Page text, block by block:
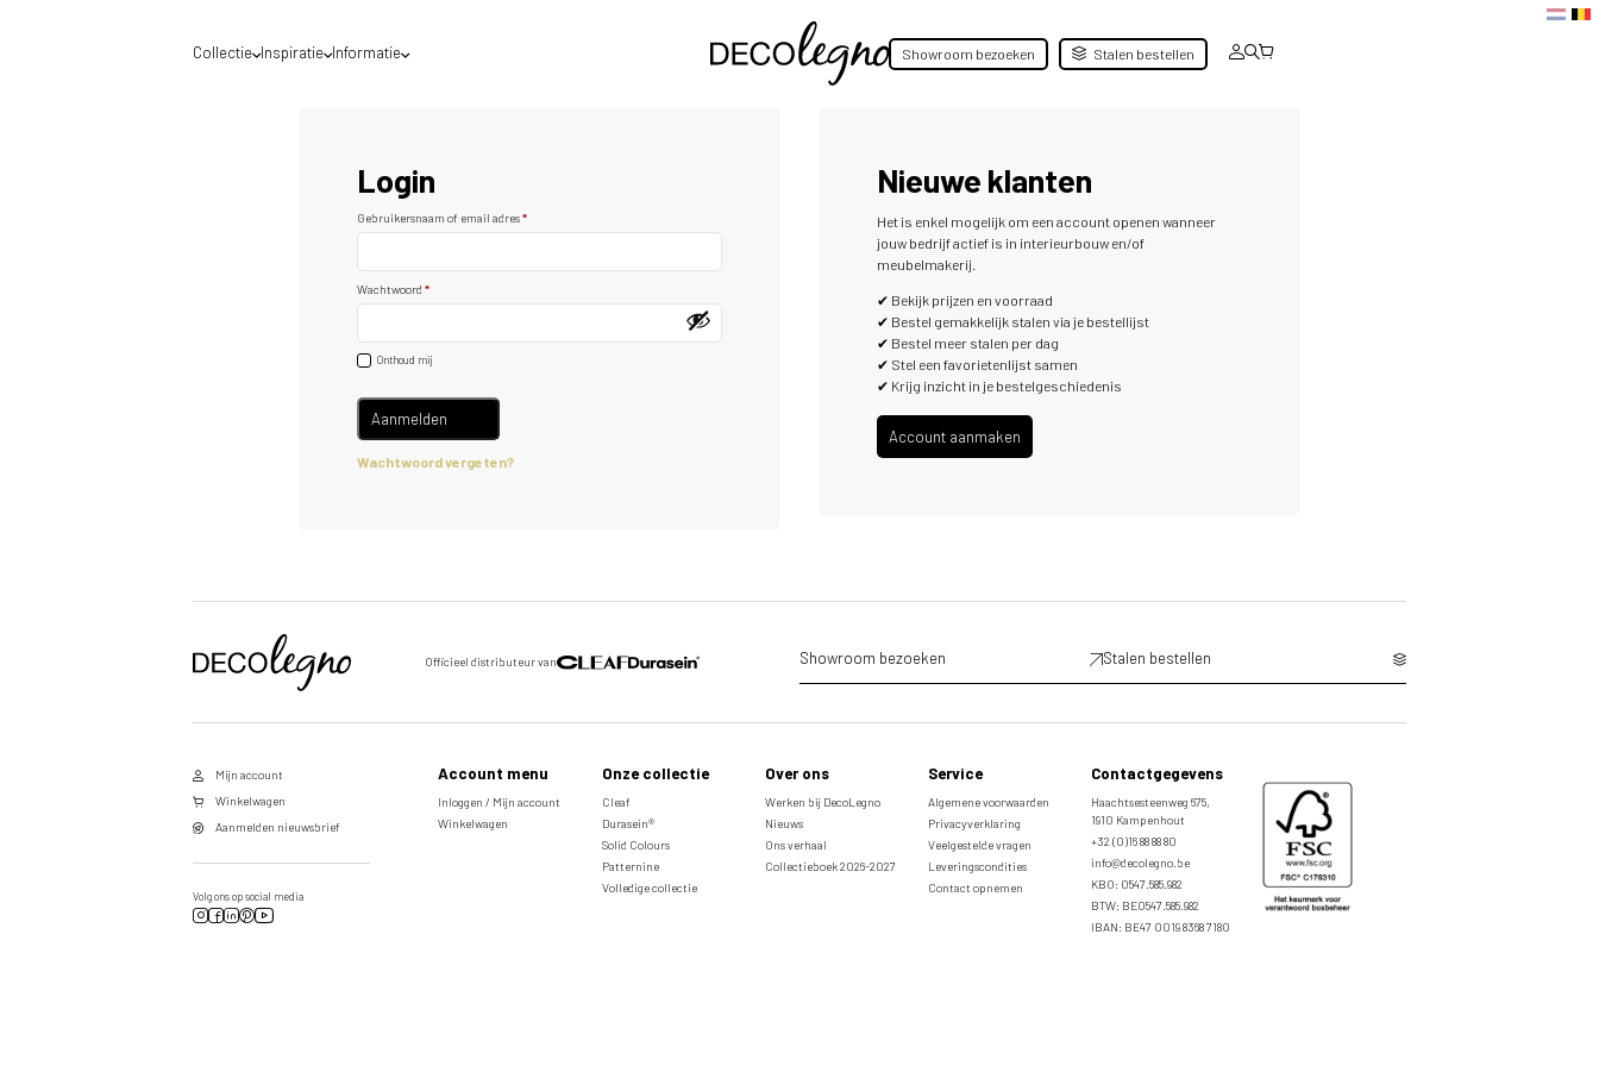
Collectie Inspiratie Informatie Showroom bezoeken Stalen bestellen
Voor een optimale service raden wij je aan de
DecoLegno website te gebruiken van het land
Login
Gebruikersnaam of email adres*
Wachtwoord *
Onthoud mij
Aanmelden
Wachtwoord vergeten?
Nieuwe klanten
Het is enkel mogelijk om een account openen wanneer
jouw bedrijf actief is in interieurbouw en/of
meubelmakerij.
✔ Bekijk prijzen en voorraad
✔ Bestel gemakkelijk stalen via je bestellijst
✔ Bestel meer stalen per dag
✔ Stel een favorietenlijst samen
✔ Krijg inzicht in je bestelgeschiedenis
Account aanmaken
Officieel distributeur van Showroom bezoeken Stalen bestellen
Mijn account
Winkelwagen
Aanmelden nieuwsbrief
Volg ons op social media
Account menu
Inloggen / Mijn account
Winkelwagen
Onze collectie
Cleaf
Durasein®
Solid Colours
Patternine
Volledige collectie
Over ons
Werken bij DecoLegno
Nieuws
Ons verhaal
Collectieboek 2026-2027
Service
Algemene voorwaarden
Privacyverklaring
Veelgestelde vragen
Leveringscondities
Contact opnemen
Contactgegevens
Haachtsesteenweg 675,
1910 Kampenhout
+32 (0)16 88 88 80
info@decolegno.be
KBO: 0547.585.982
BTW: BE0547.585.982
IBAN: BE47 0019 8368 7180